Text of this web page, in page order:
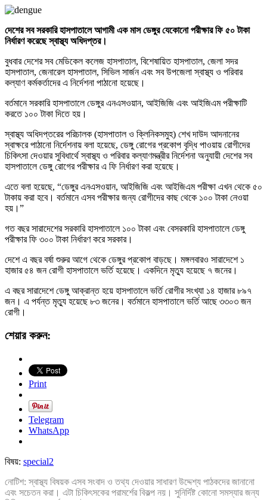
দেশেরসবসরকারিহাসপাতালেআগামীএকমাসডেঙ্গুরযেকোনোপরীক্ষারফি৫০টাকা
নির্ধারণকরেছেস্বাস্থ্যঅধিদপ্তর।
বুধবার দেশের সব মেডিকেল কলেজ হাসপাতাল, বিশেষায়িত হাসপাতাল, জেলা সদর
হাসপাতাল, জেনারেল হাসপাতাল, সিভিল সার্জন এবং সব উপজেলা স্বাস্থ্য ও পরিবার
কল্যাণ কর্মকর্তাদের এ নির্দেশনা পাঠানো হয়েছে।
বর্তমানে সরকারি হাসপাতালে ডেঙ্গুর এনএসওয়ান, আইজিজি এবং আইজিএম পরীক্ষাটি
করতে ১০০ টাকা দিতে হয়।
স্বাস্থ্য অধিদপ্তরের পরিচালক (হাসপাতাল ও ক্লিনিকসমুহ) শেখ দাউদ আদনানের
স্বাক্ষরে পাঠানো নির্দেশনায় বলা হয়েছে, ডেঙ্গু রোগের প্রকোপ বৃদ্ধি পাওয়ায় রোগীদের
চিকিৎসা দেওয়ার সুবিধার্থে স্বাস্থ্য ও পরিবার কল্যাণমন্ত্রীর নির্দেশনা অনুযায়ী দেশের সব
হাসপাতালে ডেঙ্গু রোগের পরীক্ষার এ ফি নির্ধারণ করা হয়েছে।
এতে বলা হয়েছে, “ডেঙ্গুর এনএসওয়ান, আইজিজি এবং আইজিএম পরীক্ষা এখন থেকে ৫০
টাকায় করা হবে। বর্তমানে এসব পরীক্ষার জন্য রোগীদের কাছ থেকে ১০০ টাকা নেওয়া
হয়।”
গত বছর সারাদেশের সরকারি হাসপাতালে ১০০ টাকা এবং বেসরকারি হাসপাতালে ডেঙ্গু
পরীক্ষার ফি ৩০০ টাকা নির্ধারণ করে সরকার।
দেশে এ বছর বর্ষা শুরুর আগে থেকে ডেঙ্গুর প্রকোপ বাড়ছে। মঙ্গলবারও সারাদেশে ১
হাজার ৫৪ জন রোগী হাসপাতালে ভর্তি হয়েছে। একদিনে মৃত্যু হয়েছে ৭ জনের।
এ বছর সারাদেশে ডেঙ্গু আক্রান্ত হয়ে হাসপাতালে ভর্তি রোগীর সংখ্যা ১৪ হাজার ৮৯৭
জন। এ পর্যন্ত মৃত্যু হয়েছে ৮৩ জনের। বর্তমানে হাসপাতালে ভর্তি আছে ৩৩০৩ জন
রোগী।
শেয়ার করুন:
Print
Telegram
WhatsApp
বিষয়: special2
নোটিশ: স্বাস্থ্য বিষয়ক এসব সংবাদ ও তথ্য দেওয়ার সাধারণ উদ্দেশ্য পাঠকদের জানানো
এবং সচেতন করা। এটা চিকিৎসকের পরামর্শের বিকল্প নয়। সুনির্দিষ্ট কোনো সমস্যার জন্য